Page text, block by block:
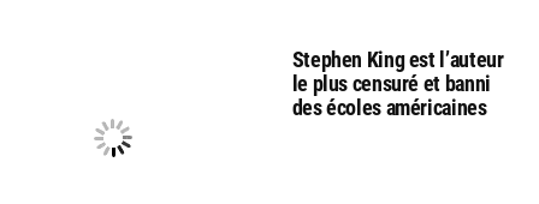
Stephen King est l’auteur
le plus censuré et banni
des écoles américaines